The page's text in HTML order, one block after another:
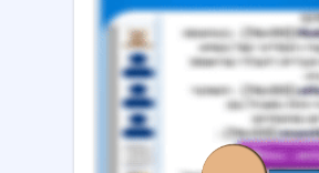
סייבר לסביבה טקטית
08:54 05/08/26
מודיעה על מחיקה מנסדא"ק, תמשיך להיסחר בבורסה בתל אביב